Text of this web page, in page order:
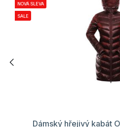
NOVÁ SLEVA
SALE
Dámský hřejivý kabát